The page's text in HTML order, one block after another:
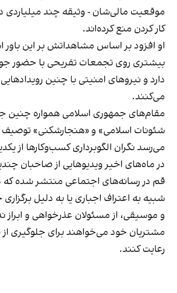
موقعیت مالی‌شان - وثیقه چند میلیاردی
کار کردن منع کرده‌اند.
او افزود بر اساس مشاهداتش بر این
بیشتری روی تجمعات تفریحی با حضور
دارد و نیروهای امنیتی با چنین
می‌کنند.
مقام‌های جمهوری اسلامی همواره چنین
شئونات اسلامی» و «هنجارشکنی» توصیف
می‌رسد نگران الگوبرداری کسب‌وکارها از
در ماه‌های اخیر ویدیوهایی از صاحبان
قم در رسانه‌های اجتماعی منتشر شده که
شبیه به اعتراف اجباری یا به دلیل
و موسیقی، از مسئولان عذرخواهی و ابراز
مشتریان خود می‌خواهند برای جلوگیری
رعایت کنند.